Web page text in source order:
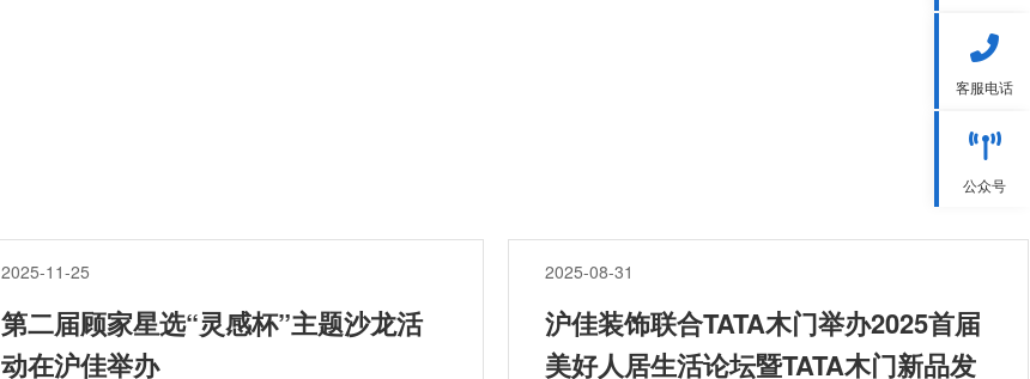
2025-11-25
第二届顾家星选“灵感杯”主题沙龙活
动在沪佳举办
2025-08-31
沪佳装饰联合TATA木门举办2025首届
美好人居生活论坛暨TATA木门新品发
客服电话
公众号